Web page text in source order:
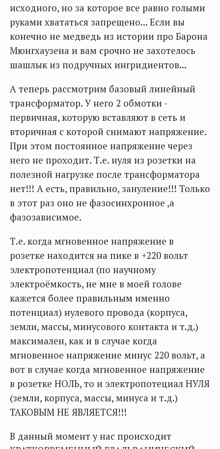
исходного, но за которое все равно голыми
руками хвататься запрещено... Если вы
конечно не медведь из истории про Барона
Мюнгхаузена и вам срочно не захотелось
шашлык из подручных ингридиентов...
А теперь рассмотрим базовый линейный
трансформатор. У него 2 обмотки -
первичная, которую вставляют в сеть и
вторичная с которой снимают напряжение.
При этом постоянное напряжение через
него не проходит. Т.е. нуля из розетки на
полезной нагрузке после трансформатора
нет!!! А есть, правильно, зануление!!! Только
в этот раз оно не фазосинхронное ,а
фазозависимое.
Т.е. когда мгновенное напряжение в
розетке находится на пике в +220 вольт
электропотенциал (по научному
электроёмкость, не мне в моей голове
кажется более правильным именно
потенциал) нулевого провода (корпуса,
земли, массы, минусового контакта и т.д.)
максимален, как и в случае когда
мгновенное напряжение минус 220 вольт, а
вот в случае когда мгновенное напряжение
в розетке НОЛЬ, то и электропотециал НУЛЯ
(земли, корпуса, массы, минуса и т.д.)
ТАКОВЫМ НЕ ЯВЛЯЕТСЯ!!!
В данный момент у нас происходит